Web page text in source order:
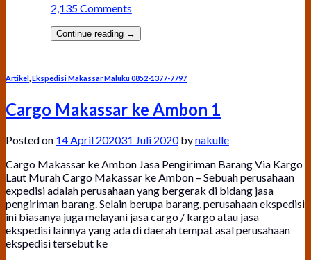
2,135 Comments
Continue reading →
Artikel Ekspedisi Makassar Maluku 0852-1377-7797
Cargo Makassar ke Ambon 1
Posted on 14 April 202031 Juli 2020bynakulle
Cargo Makassar ke Ambon Jasa Pengiriman Barang Via Kargo
Laut Murah Cargo Makassar ke Ambon – Sebuah perusahaan
expedisi adalah perusahaan yang bergerak di bidang jasa
pengiriman barang. Selain berupa barang, perusahaan ekspedisi
ini biasanya juga melayani jasa cargo / kargo atau jasa
ekspedisi lainnya yang ada di daerah tempat asal perusahaan
ekspedisi tersebut ke